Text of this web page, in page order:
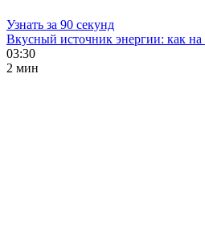
Узнать за 90 секунд
Вкусный источник энергии: как на
03:30
2 мин